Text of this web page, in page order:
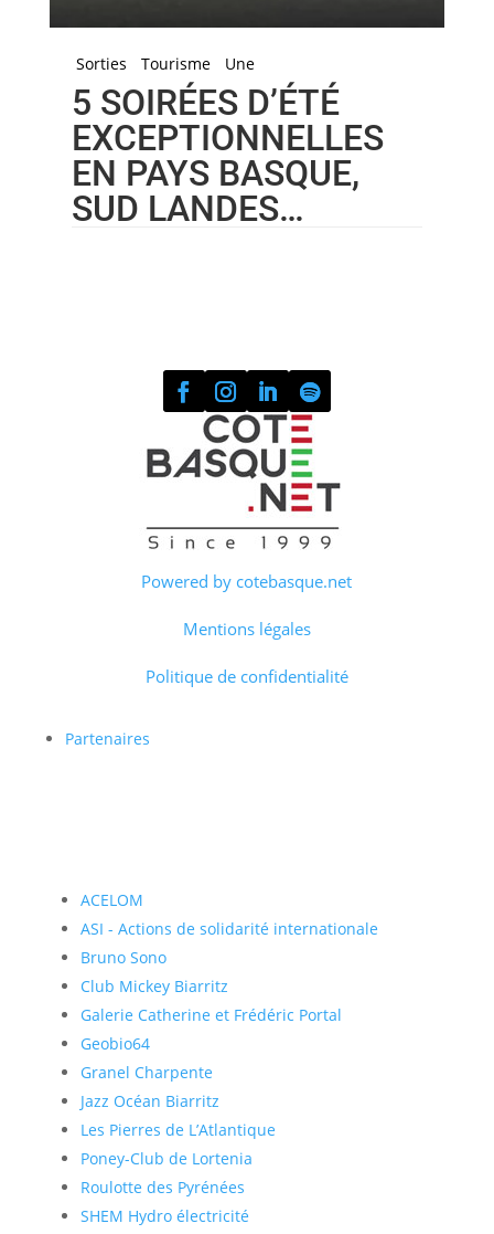
Sorties Tourisme Une
5 SOIRÉES D’ÉTÉ
EXCEPTIONNELLES
EN PAYS BASQUE,
SUD LANDES…
Powered by cotebasque.net
Mentions légales
Politique de confidentialité
Partenaires
ACELOM
ASI - Actions de solidarité internationale
Bruno Sono
Club Mickey Biarritz
Galerie Catherine et Frédéric Portal
Geobio64
Granel Charpente
Jazz Océan Biarritz
Les Pierres de L’Atlantique
Poney-Club de Lortenia
Roulotte des Pyrénées
SHEM Hydro électricité